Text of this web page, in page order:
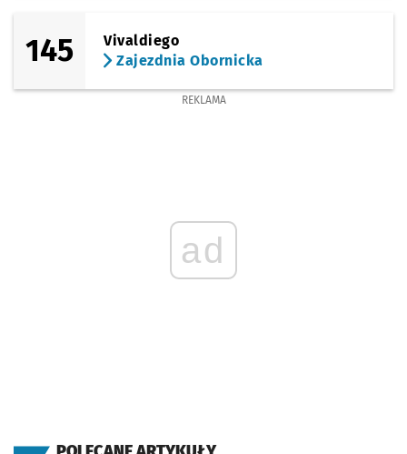
145
Vivaldiego
Zajezdnia Obornicka
REKLAMA
ad